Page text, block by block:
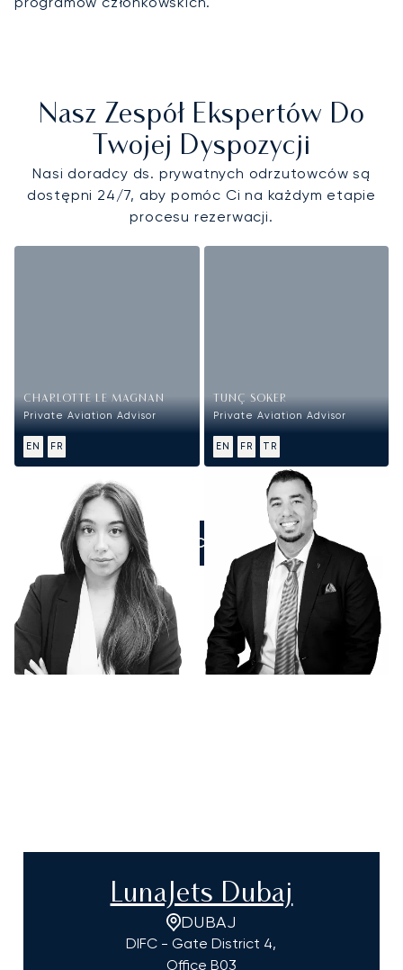
Nasz Zespół Ekspertów Do
Twojej Dyspozycji
Nasi doradcy ds. prywatnych odrzutowców są
dostępni 24/7, aby pomóc Ci na każdym etapie
procesu rezerwacji.
CHARLOTTE LE MAGNAN
Private Aviation Advisor
EN FR
TUNÇ SOKER
Private Aviation Advisor
EN FR TR
ZADZWOŃCIE DO NAS
LunaJets Dubaj
DUBAJ
DIFC - Gate District 4,
Office B03